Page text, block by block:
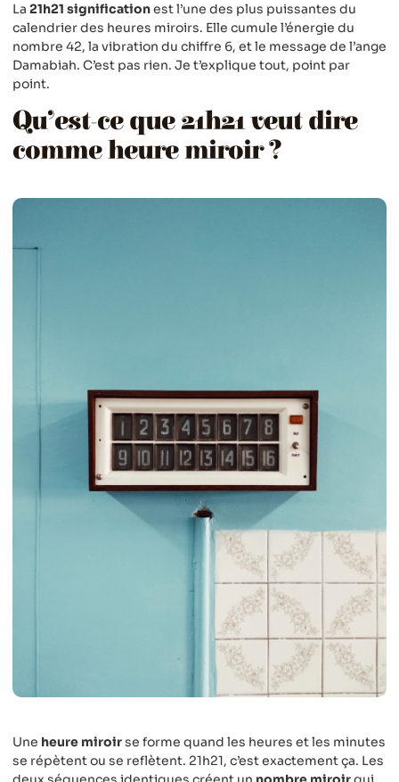
La 21h21 significationest l’une des plus puissantes du
calendrier des heures miroirs. Elle cumule l’énergie du
nombre 42, la vibration du chiffre 6, et le message de l’ange
Damabiah. C’est pas rien. Je t’explique tout, point par
point.
Qu’est-ce que 21h21 veut dire
comme heure miroir ?
Une heure miroirse forme quand les heures et les minutes
se répètent ou se reflètent. 21h21, c’est exactement ça. Les